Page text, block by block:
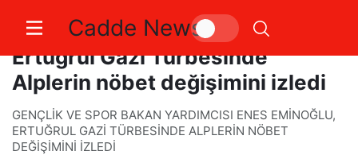
Cadde News
Bakan Yardımcısı Eminoğlu,
Ertuğrul Gazi Türbesinde
Alplerin nöbet değişimini izledi
GENÇLİK VE SPOR BAKAN YARDIMCISI ENES EMİNOĞLU,
ERTUĞRUL GAZİ TÜRBESİNDE ALPLERİN NÖBET
DEĞİŞİMİNİ İZLEDİ